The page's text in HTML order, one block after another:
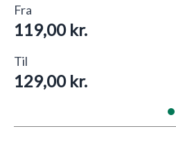
Fra
119,00 kr.
Til
129,00 kr.